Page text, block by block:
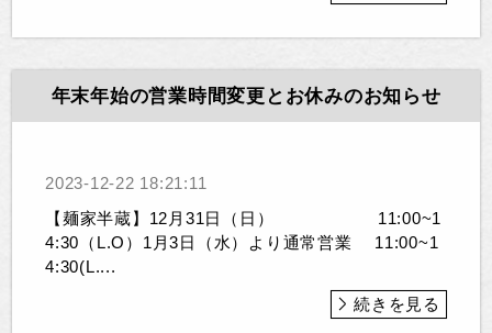
年末年始の営業時間変更とお休みのお知らせ
2023-12-22 18:21:11
【麺家半蔵】12月31日（日） 11:00~1
4:30（L.O）1月3日（水）より通常営業 11:00~1
4:30(L....
続きを見る